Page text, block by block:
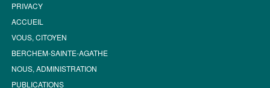
PRIVACY
ACCUEIL
VOUS, CITOYEN
BERCHEM-SAINTE-AGATHE
NOUS, ADMINISTRATION
PUBLICATIONS